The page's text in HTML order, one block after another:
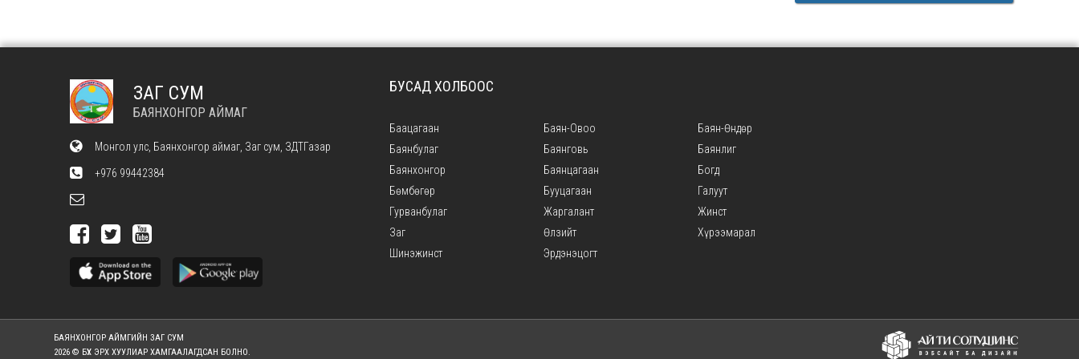
ЗАГ СУМ
БАЯНХОНГОР АЙМАГ
Монгол улс, Баянхонгор аймаг, Заг сум, ЗДТГазар
+976 99442384
БУСАД ХОЛБООС
Баацагаан Баян-Овоо
Баян-Өндөр
Баянбулаг
Баянговь
Баянлиг
Баянхонгор
Баянцагаан
Богд
Бөмбөгөр
Бууцагаан
Галуут
Гурванбулаг
Жаргалант
Жинст
Заг
Өлзийт
Хүрээмарал
Шинэжинст
Эрдэнэцогт
БАЯНХОНГОР АЙМГИЙН ЗАГ СУМ
2026 © БҮХ ЭРХ ХУУЛИАР ХАМГААЛАГДСАН БОЛНО.